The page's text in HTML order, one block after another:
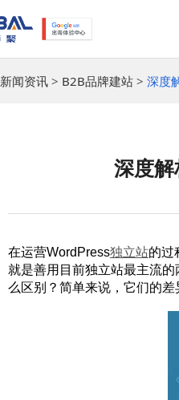
新闻资讯 B2B品牌建站 深度
深度
在运营WordPress独立站的过
就是善用目前独立站最主流
么区别？简单来说，它们的差